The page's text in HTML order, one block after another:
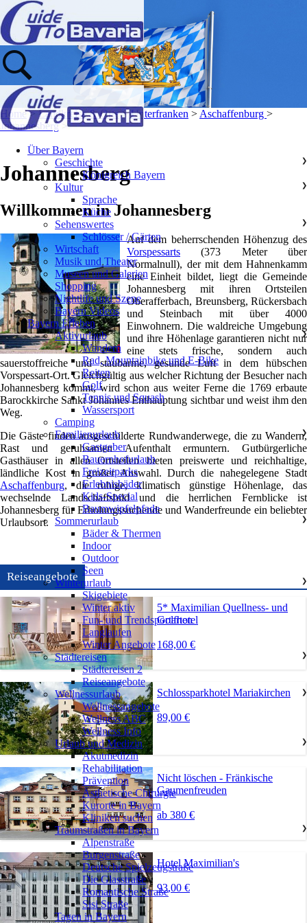
Home>Landkreise & Orte>Unterfranken > Aschaffenburg >
Johannesberg>
Johannesberg
Willkommen in Johannesberg
Auf dem beherrschenden Höhenzug des
Vorspessarts (373 Meter über
Normalnull), der mit dem Hahnenkamm
eine Einheit bildet, liegt die Gemeinde
Johannesberg mit ihren Ortsteilen
Oberafferbach, Breunsberg, Rückersbach
und Steinbach mit über 4000
Einwohnern. Die waldreiche Umgebung
und ihre Höhenlage garantieren nicht nur
eine stets frische, sondern auch
sauerstoffreiche und staubarme, gesunde Luft in dem hübschen
Vorspessart-Ort. Gleichgültig aus welcher Richtung der Besucher nach
Johannesberg kommt, wird schon aus weiter Ferne die 1769 erbaute
Barockkirche Sankt Johannes Enthauptung sichtbar und weist ihm den
Weg.
Die Gäste finden ausgeschilderte Rundwanderwege, die zu Wandern,
Rast und geruhsamen Aufenthalt ermuntern. Gutbürgerliche
Gasthäuser in allen Ortsteilen bieten preiswerte und reichhaltige,
ländliche Kost in großer Auswahl. Durch die nahegelegene Stadt
Aschaffenburg, die ruhige, klimatisch günstige Höhenlage, das
wechselnde Landschaftsbild und die herrlichen Fernblicke ist
Johannesberg für Erholungssuchende und Wanderfreunde ein beliebter
Urlaubsort.
Reiseangebote
5* Maximilian Quellness- und
Golfhotel
168,00 €
Schlossparkhotel Mariakirchen
89,00 €
Nicht löschen - Fränkische
Gaumenfreuden
ab 380 €
Hotel Maximilian's
93,00 €
Über Bayern
Geschichte
❯
Königreich Bayern
Kultur
❯
Sprache
Küche
Sehenswertes
❯
Schlösser / Gärten
Wirtschaft
Musik und Theater
Museen und Galerien
Shopping
Nightlife und Szene
Bayern Videos
Bayern Erleben
Aktivurlaub
❯
Wandern
Rad, Mountainbike und E-Bike
Reiten
Golf
Tennis und Squash
Wassersport
Camping
Familienurlaub
❯
Gastgeber
Bauernhofurlaub
Freizeitparks
Erlebnisbäder
Kids-Special
Baumwipfelpfade
Sommerurlaub
❯
Bäder & Thermen
Indoor
Outdoor
Seen
Winterurlaub
❯
Skigebiete
Winter aktiv
Fun- und Trendsportarten
Langlaufen
Winter Angebote
Städtereisen
❯
Städtereisen 2
Reiseangebote
Wellnessurlaub
❯
Wellnessangebote
Wellness ABC
Wellness Info
Urlaub und Medizin
❯
Akutmedizin
Rehabilitation
Prävention
Ästhetische Chirurgie
Kurorte in Bayern
Kliniken suchen
Traumstraßen in Bayern
❯
Alpenstraße
Burgenstraße
Deutsche Spielzeugstraße
Die Glasstraße
Romantische Straße
Sisi Straße
Tagen in Bayern